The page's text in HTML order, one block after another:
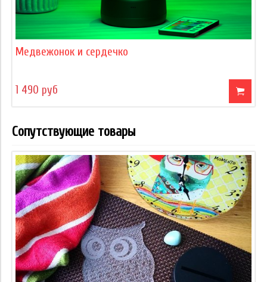
Медвежонок и сердечко
1 490 руб
Сопутствующие товары